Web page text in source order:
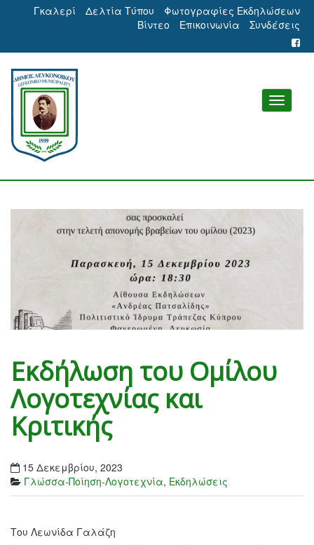
Γκαλερί Δελτία Τύπου
Φωτογραφίες Εκδηλώσεων
Βίντεο
Επικοινωνία Συνδέσεις
Εκδήλωση του Ομίλου
Λογοτεχνίας και
Κριτικής
15 Δεκεμβρίου, 2023
Γλώσσα-Ποίηση-Λογοτεχνία, Εκδηλώσεις
Του Λεωνίδα Γαλάζη